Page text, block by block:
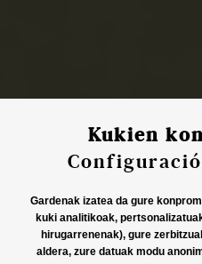
Kukien
Gardenak izatea da gure
kuki analitikoak,
hirugarrenenak), gure
aldera, zure datuak modu